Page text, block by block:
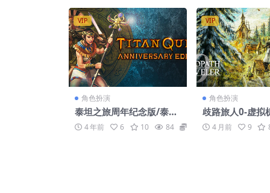
VIP
角色扮演
泰坦之旅周年纪念版/泰坦
之旅：不朽王座/Titan Q
uest Anniversary Editi
4 年前 6 10 84
VIP
角色扮演
歧路旅人0-虚拟
OPATH
PERVISOR
4 月前 9